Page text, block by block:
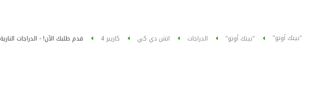
"بيتك أوتو" "بيتك أوتو" الدراجات اتش دي كي كاريير 4 قدم طلبك الآن! - الدراجات النارية